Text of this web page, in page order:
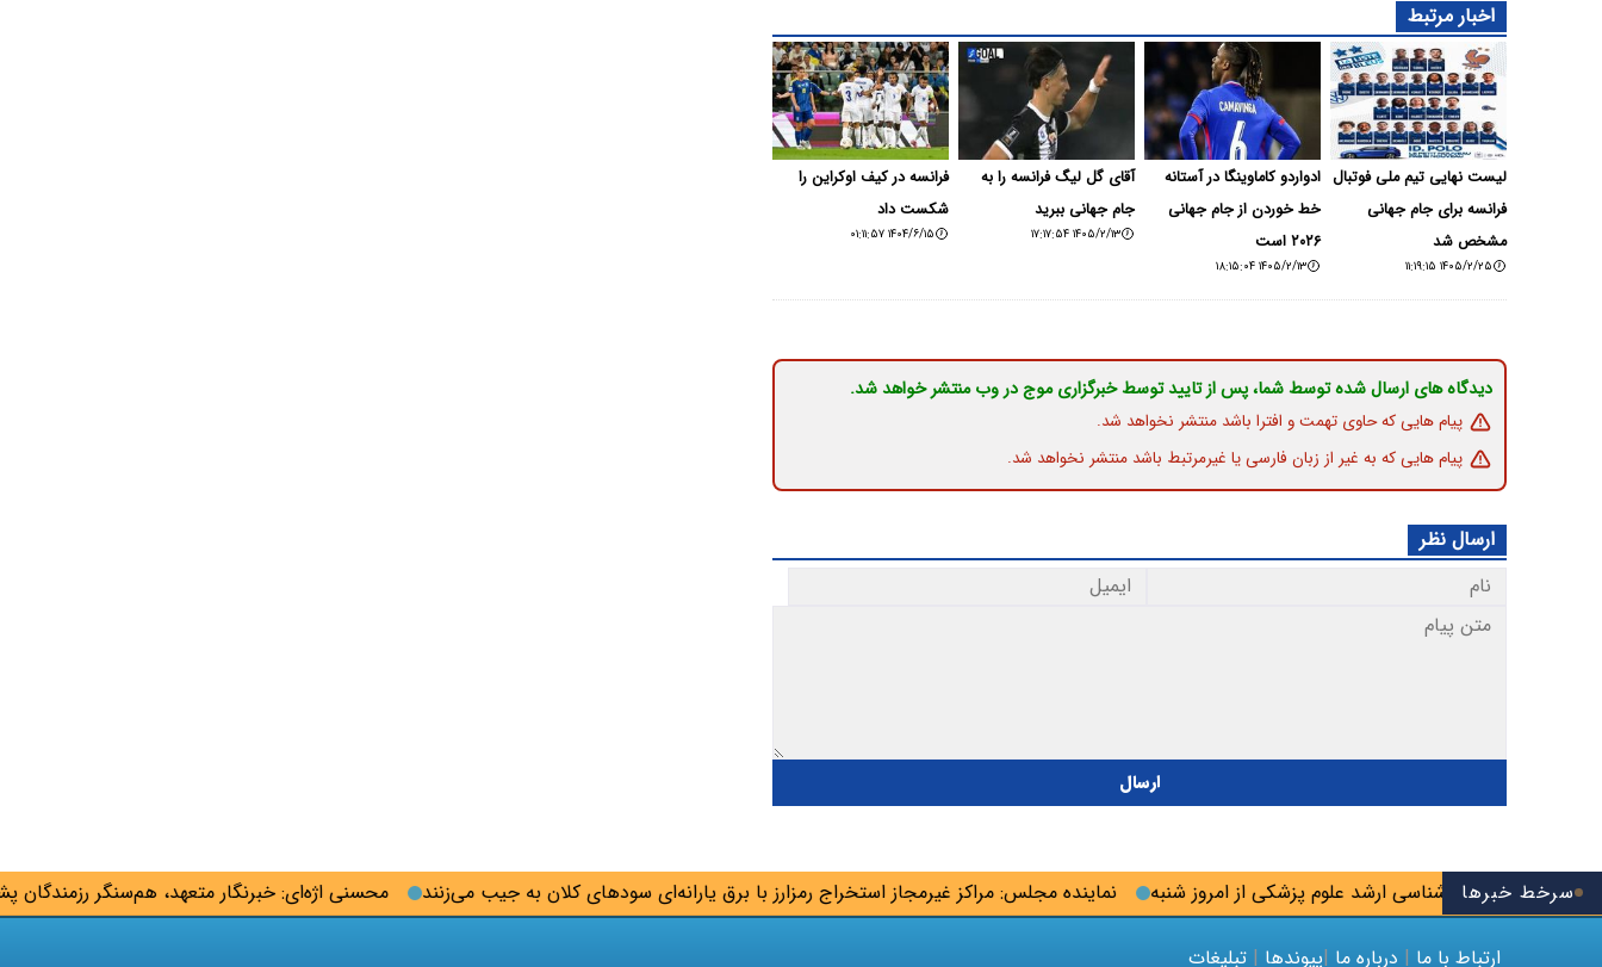
سرخط خبرها محسنی اژه‌ای: خبرنگار متعهد، هم‌سنگر رزمندگان پشت نماینده مجلس: مراکز غیرمجاز استخراج رمزارز با برق یارانه‌ای سودهای کلان به جیب می‌زنند آزمون کارشناسی ارشد علوم پزشکی از امروز شنبه
اخبار مرتبط
لیست نهایی تیم ملی فوتبال
فرانسه برای جام جهانی
مشخص شد
۱۴۰۵/۲/۲۵ ۱۱:۱۹:۱۵
ادواردو کاماوینگا در آستانه
خط خوردن از جام جهانی
۲۰۲۶ است
۱۴۰۵/۲/۱۳ ۱۸:۱۵:۰۴
آقای گل لیگ فرانسه را به
جام جهانی ببرید
۱۴۰۵/۲/۱۳ ۱۷:۱۷:۵۴
فرانسه در کیف اوکراین را
شکست داد
۱۴۰۴/۶/۱۵ ۰۱:۱۱:۵۷
دیدگاه های ارسال شده توسط شما، پس از تایید توسط خبرگزاری موج در وب منتشر خواهد شد.
پیام هایی که حاوی تهمت و افترا باشد منتشر نخواهد شد.
پیام هایی که به غیر از زبان فارسی یا غیرمرتبط باشد منتشر نخواهد شد.
ارسال نظر
ارسال
ارتباط با ما | درباره ما |پیوندها | تبلیغات